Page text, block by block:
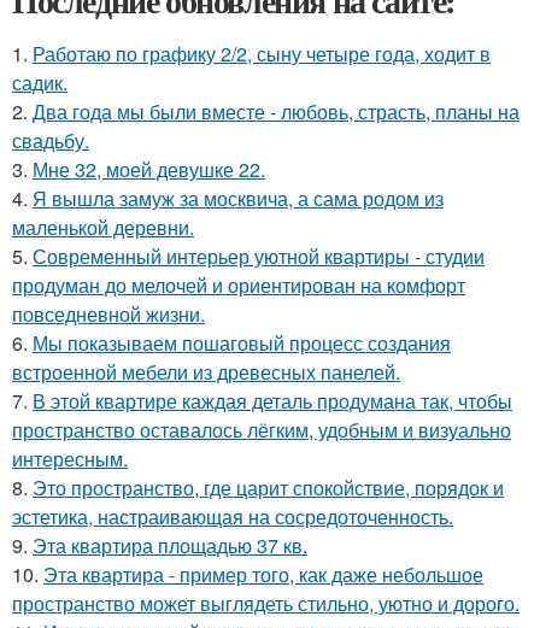
1. Работаю по графику 2/2, сыну четыре года, ходит в
садик.
2. Два года мы были вместе - любовь, страсть, планы на
свадьбу.
3. Мне 32, моей девушке 22.
4. Я вышла замуж за москвича, а сама родом из
маленькой деревни.
5. Современный интерьер уютной квартиры - студии
продуман до мелочей и ориентирован на комфорт
повседневной жизни.
6. Мы показываем пошаговый процесс создания
встроенной мебели из древесных панелей.
7. В этой квартире каждая деталь продумана так, чтобы
пространство оставалось лёгким, удобным и визуально
интересным.
8. Это пространство, где царит спокойствие, порядок и
эстетика, настраивающая на сосредоточенность.
9. Эта квартира площадью 37 кв.
10. Эта квартира - пример того, как даже небольшое
пространство может выглядеть стильно, уютно и дорого.